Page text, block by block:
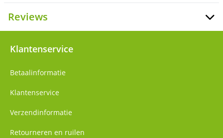
Reviews
Klantenservice
Betaalinformatie
Klantenservice
Verzendinformatie
Retourneren en ruilen